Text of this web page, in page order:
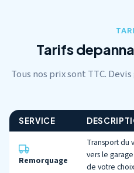
Tarifs
Tous nos prix sont TTC.
SERVICE
Remorquage
Transport du
vers le
de votre choix